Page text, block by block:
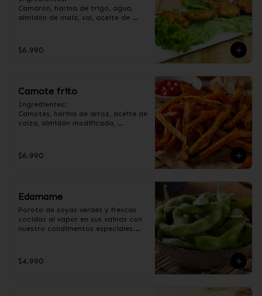
Camarón, harina de trigo, agua,
almidón de maíz, sal, aceite de
$6.990
Camote frito
Ingredientes:
Camotes, harina de arroz, aceite de
colza, almidón modificada,
$6.990
Edamame
Poroto de soyas verdes y frescas
cocidas al vapor en sus vainas con
nuestro condimentos especiales.
Poroto de soya con vaina,
pimienta, sal, ajo, cebollín y azúcar.
$4.990